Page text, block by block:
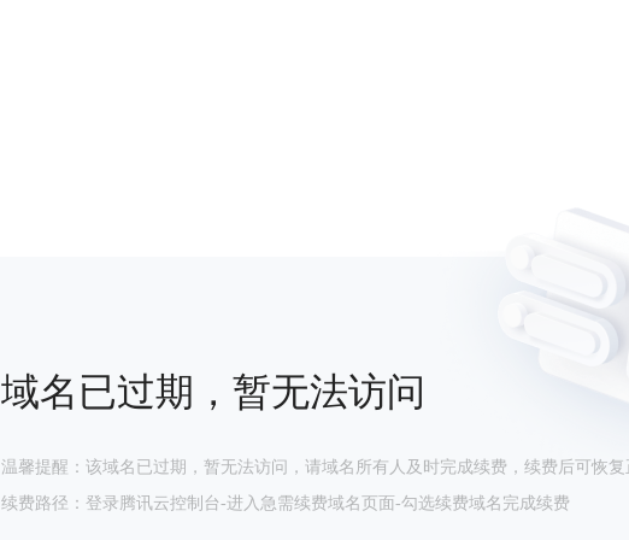
域名已过期，暂无法访问
温馨提醒：该域名已过期，暂无法访问，请域名所有人及时完成续费，续费后可恢复
续费路径：登录腾讯云控制台-进入急需续费域名页面-勾选续费域名完成续费